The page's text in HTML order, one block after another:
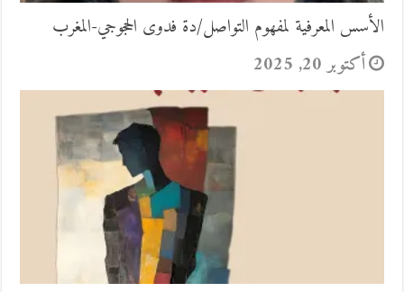
الأسس المعرفية لمفهوم التواصل/دة فدوى الحجوجي-المغرب
أكتوبر 20, 2025